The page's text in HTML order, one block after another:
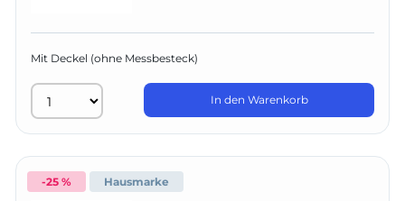
Mit Deckel (ohne Messbesteck)
In den Warenkorb
-25 % Hausmarke